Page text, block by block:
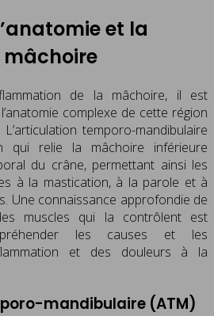
et la
de la mâchoire, il est
complexe de cette région
temporo-mandibulaire
qui relie la mâchoire inférieure
du crâne, permettant ainsi les
à la mastication, à la parole et à
Une connaissance approfondie de
muscles qui la contrôlent est
les causes et les
et des douleurs à la
mandibulaire (ATM)